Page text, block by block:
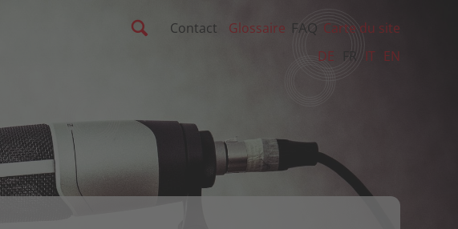
Contact Glossaire FAQ Carte du site
DE
FR IT EN